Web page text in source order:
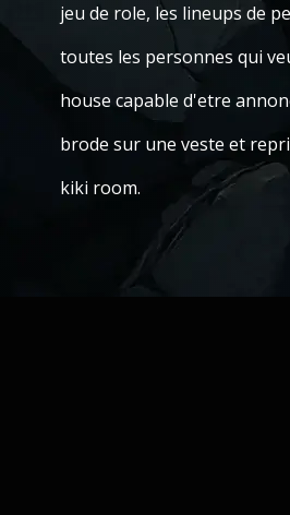
jeu de role, les lineups de
toutes les personnes qui
house capable d'etre
brode sur une veste et
kiki room.